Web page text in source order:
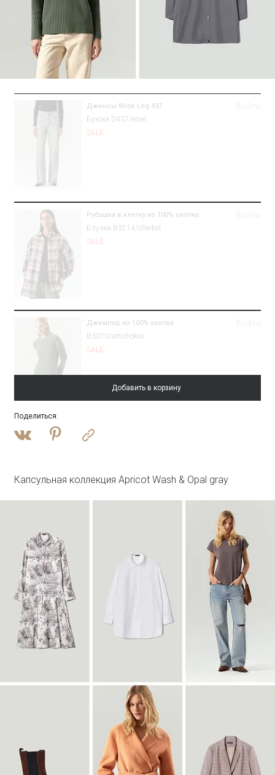
Джинсы Wide Leg 437
Брюки D437/ersel
SALE
Войти
Рубашка в клетку из 100% хлопка
Блузка B3214/sherbet
SALE
Войти
Джемпер из 100% хлопка
B3010/artichokes
SALE
Войти
Плащ с потайным капюшоном
Блузка B3127/dvunoch
Войти
Добавить в корзину
Поделиться:
Капсульная коллекция Apricot Wash & Opal gray